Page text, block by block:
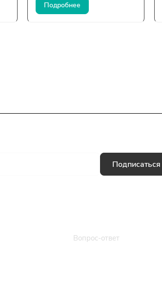
Подробнее
Подписаться
Вопрос-ответ